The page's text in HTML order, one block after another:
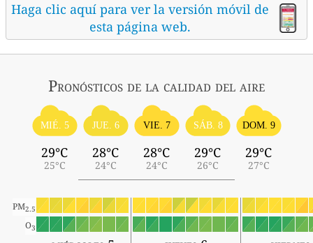
Haga clic aquí para ver la versión móvil de
esta página web.
Pronósticos de la calidad del aire
MIÉ. 5
29°C
25°C
JUE. 6
28°C
24°C
VIE. 7
28°C
24°C
SÁB. 8
29°C
26°C
DOM. 9
29°C
27°C
PM2.5
O3